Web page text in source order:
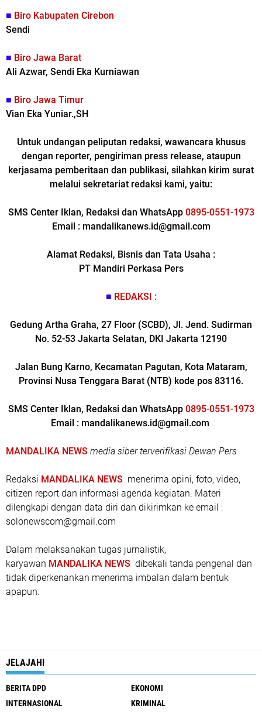
■ Biro Kabupaten Cirebon
Sendi
■ Biro Jawa Barat
Ali Azwar, Sendi Eka Kurniawan
■ Biro Jawa Timur
Vian Eka Yuniar.,SH
Untuk undangan peliputan redaksi, wawancara khusus
dengan reporter, pengiriman press release, ataupun
kerjasama pemberitaan dan publikasi, silahkan kirim surat
melalui sekretariat redaksi kami, yaitu:
SMS Center Iklan, Redaksi dan WhatsApp 0895-0551-1973
Email : mandalikanews.id@gmail.com
Alamat Redaksi, Bisnis dan Tata Usaha :
PT Mandiri Perkasa Pers
■ REDAKSI :
Gedung Artha Graha, 27 Floor (SCBD), Jl. Jend. Sudirman
No. 52-53 Jakarta Selatan, DKI Jakarta 12190
Jalan Bung Karno, Kecamatan Pagutan, Kota Mataram,
Provinsi Nusa Tenggara Barat (NTB) kode pos 83116.
SMS Center Iklan, Redaksi dan WhatsApp 0895-0551-1973
Email : mandalikanews.id@gmail.com
MANDALIKA NEWS media siber terverifikasi Dewan Pers
Redaksi MANDALIKA NEWS menerima opini, foto, video,
citizen report dan informasi agenda kegiatan. Materi
dilengkapi dengan data diri dan dikirimkan ke email :
solonewscom@gmail.com
Dalam melaksanakan tugas jurnalistik,
karyawan MANDALIKA NEWS dibekali tanda pengenal dan
tidak diperkenankan menerima imbalan dalam bentuk
apapun.
JELAJAHI
BERITA DPD
EKONOMI
INTERNASIONAL
KRIMINAL